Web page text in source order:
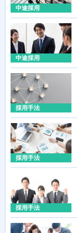
中途採用
中途採用
採用手法
採用手法
採用手法